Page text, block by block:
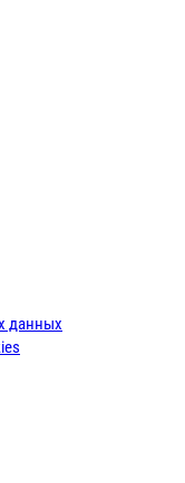
данных